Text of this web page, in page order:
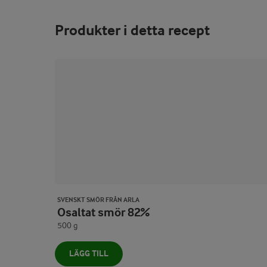
Produkter i detta recept
SVENSKT SMÖR FRÅN ARLA
Osaltat smör 82%
500 g
LÄGG TILL